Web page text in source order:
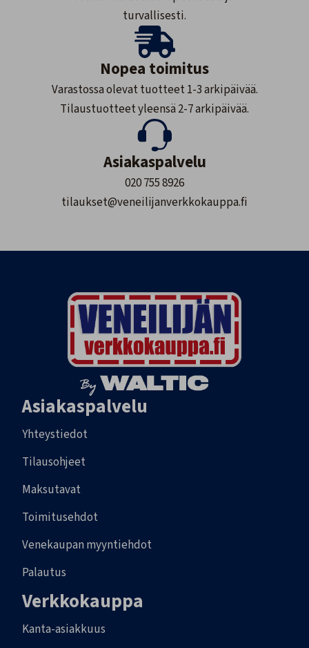
turvallisesti.
Nopea toimitus
Varastossa olevat tuotteet 1-3 arkipäivää.
Tilaustuotteet yleensä 2-7 arkipäivää.
Asiakaspalvelu
020 755 8926
tilaukset@veneilijanverkkokauppa.fi
Asiakaspalvelu
Yhteystiedot
Tilausohjeet
Maksutavat
Toimitusehdot
Venekaupan myyntiehdot
Palautus
Verkkokauppa
Kanta-asiakkuus